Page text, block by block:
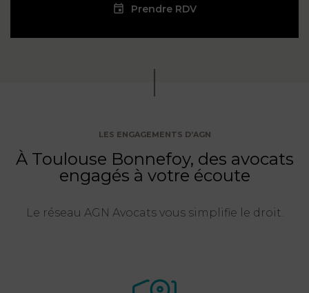
Prendre RDV
LES ENGAGEMENTS D’AGN
À Toulouse Bonnefoy, des avocats
engagés à votre écoute
Le réseau AGN Avocats vous simplifie le droit.